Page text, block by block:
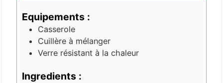
Equipements :
Casserole
Cuillère à mélanger
Verre résistant à la chaleur
Ingredients :